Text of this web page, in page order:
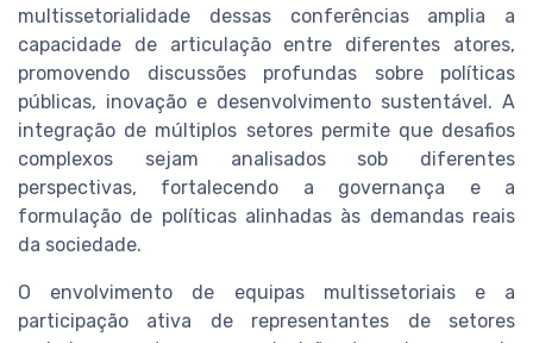
multissetorialidade dessas conferências amplia a
capacidade de articulação entre diferentes atores,
promovendo discussões profundas sobre políticas
públicas, inovação e desenvolvimento sustentável. A
integração de múltiplos setores permite que desafios
complexos sejam analisados sob diferentes
perspectivas, fortalecendo a governança e a
formulação de políticas alinhadas às demandas reais
da sociedade.
O envolvimento de equipas multissetoriais e a
participação ativa de representantes de setores